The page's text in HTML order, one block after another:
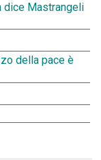
dice Mastrangeli
della pace è